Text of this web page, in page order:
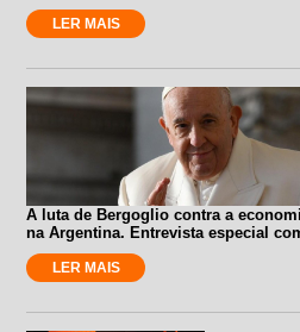
LER MAIS
A luta de Bergoglio contra a
na Argentina. Entrevista especial
LER MAIS